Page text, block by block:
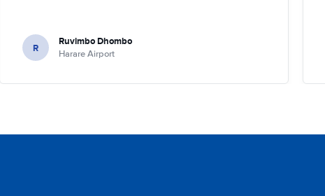
R Ruvimbo Dhombo
Harare Airport